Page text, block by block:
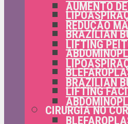
BRAZILIAN
LIFTING
CIRURGIA NO
AUMENTO
REDUÇÃO
LIFTING
BRAZILIAN